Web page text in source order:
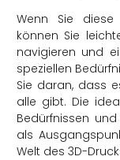
Wenn Sie diese
können Sie
navigieren und
speziellen
Sie daran, dass
alle gibt. Die
Bedürfnissen
als
Welt des 3D-